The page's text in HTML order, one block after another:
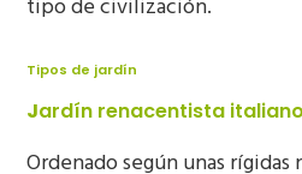
Tipos de jardín
Jardín renacentista italiano
Ordenado según unas rígidas